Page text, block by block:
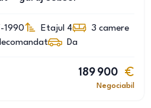
1990 Etajul 4 3 camere
Da
189 900
Negociabil